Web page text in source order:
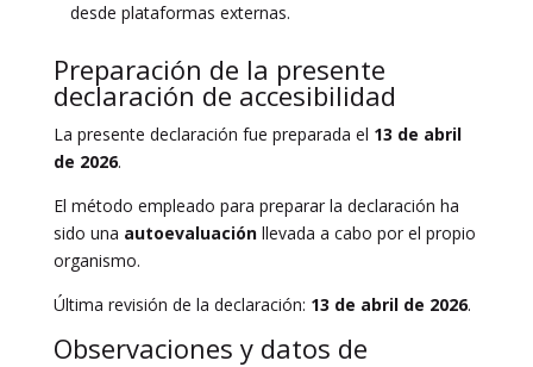
desde plataformas externas.
Preparación de la presente
declaración de accesibilidad
La presente declaración fue preparada el 13 de abril
de 2026.
El método empleado para preparar la declaración ha
sido una autoevaluaciónllevada a cabo por el propio
organismo.
Última revisión de la declaración: 13 de abril de 2026.
Observaciones y datos de